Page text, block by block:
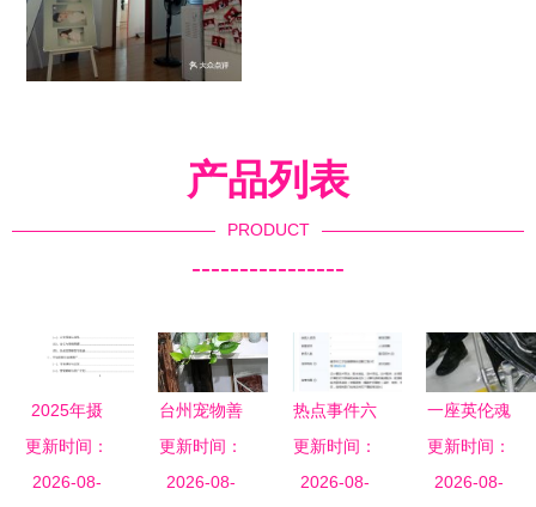
产品列表
PRODUCT
----------------
2025年摄
影扩印服务
合作协议书
更新时间：
2026-08-
台州宠物善
终服务 用
温暖纪念给
更新时间：
2026-08-
热点事件六
则 小米印
度遭劫、刘
更新时间：
2026-08-
一座英伦魂
的智造史诗
深度揭秘路
更新时间：
2026-08-